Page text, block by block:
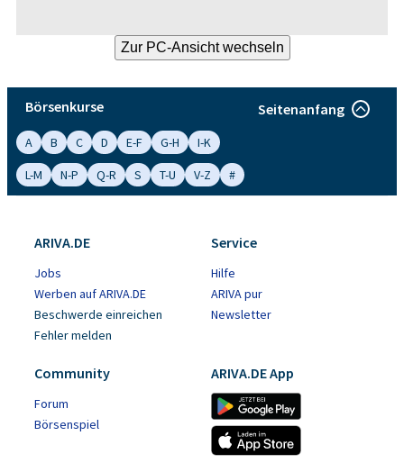
Börsenkurse Seitenanfang
A B C D E-F G-H
I-K
L-M
N-P Q-R S T-U V-Z #
ARIVA.DE
Jobs
Werben auf ARIVA.DE
Beschwerde einreichen
Fehler melden
Service
Hilfe
ARIVA pur
Newsletter
Community
Forum
Börsenspiel
ARIVA.DE App